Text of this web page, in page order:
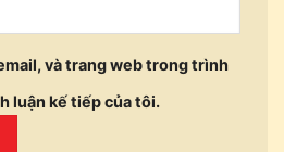
và trang web trong trình
luận kế tiếp của tôi.